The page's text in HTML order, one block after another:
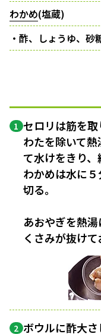
わかめ(塩蔵)
・酢、しょうゆ、砂
1 セロリは筋を
わたを除いて
て水けをきり、
わかめは水に
切る。
あおやぎを熱
くさみが抜けて
2 ボウルに酢大